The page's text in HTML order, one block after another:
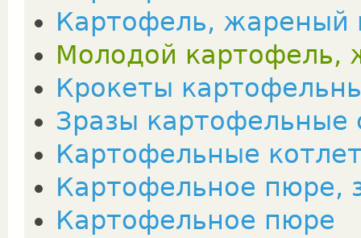
Картофель, жареный
Молодой картофель,
Крокеты
Зразы картофельные
Картофельные
Картофельное пюре,
Картофельное пюре